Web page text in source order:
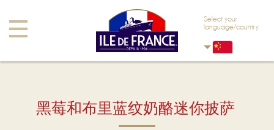
Toggle
navigation
Select your
language/country
黑莓和布里蓝纹奶酪迷你披萨